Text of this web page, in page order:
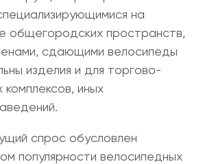
на
общегородских пространств,
сдающими велосипеды
изделия и для торгово-
комплексов, иных
спрос обусловлен
популярности велосипедных